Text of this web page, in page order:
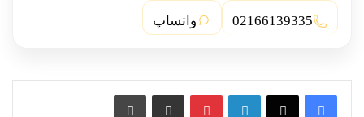
02166139335 واتساپ
لینکدین پین ترست از طریق ایمیل به اشتراک بگذارید چاپ کنید